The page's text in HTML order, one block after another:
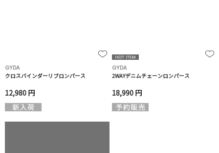
GYDA
クロスバインダーリブロンパース
12,980 円
GYDA
2WAYデニムチェーンロンパース
18,990 円